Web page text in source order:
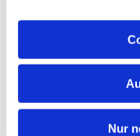
Nur
Schleider
036967 596795